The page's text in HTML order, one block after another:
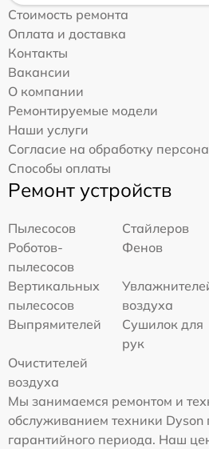
Стоимость ремонта
Оплата и доставка
Контакты
Вакансии
О компании
Ремонтируемые модели
Наши услуги
Согласие на обработку
Способы оплаты
Ремонт устройств
Пылесосов
Стайлеров
Роботов-
пылесосов
Фенов
Вертикальных
пылесосов
воздуха
Выпрямителей
Сушилок для
рук
Очистителей
воздуха
Мы занимаемся ремонтом и
обслуживанием техники Dyson
гарантийного периода. Наш